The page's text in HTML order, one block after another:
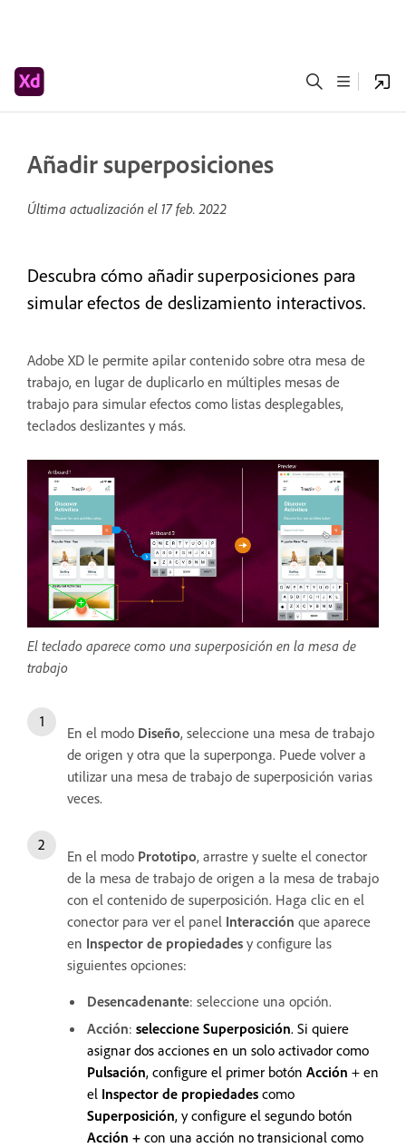
Añadir superposiciones
Última actualización el 17 feb. 2022
Descubra cómo añadir superposiciones para
simular efectos de deslizamiento interactivos.
Adobe XD le permite apilar contenido sobre otra mesa de
trabajo, en lugar de duplicarlo en múltiples mesas de
trabajo para simular efectos como listas desplegables,
teclados deslizantes y más.
El teclado aparece como una superposición en la mesa de
trabajo
En el modo Diseño, seleccione una mesa de trabajo
de origen y otra que la superponga. Puede volver a
utilizar una mesa de trabajo de superposición varias
veces.
En el modo Prototipo, arrastre y suelte el conector
de la mesa de trabajo de origen a la mesa de trabajo
con el contenido de superposición. Haga clic en el
conector para ver el panel Interacción que aparece
en Inspector de propiedades y configure las
siguientes opciones:
Desencadenante: seleccione una opción.
Acción: seleccione Superposición. Si quiere
asignar dos acciones en un solo activador como
Pulsación, configure el primer botón Acción + en
el Inspector de propiedades como
Superposición, y configure el segundo botón
Acción + con una acción no transicional como